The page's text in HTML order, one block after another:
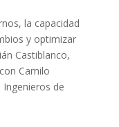
la capacidad
y optimizar
Castiblanco,
Camilo
de